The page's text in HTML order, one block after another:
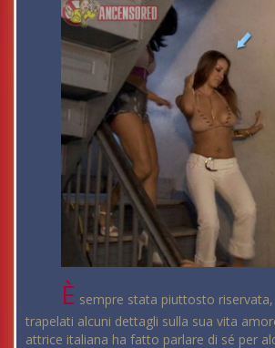
È sempre stata piuttosto
trapelati alcuni dettagli sulla sua vita
attrice italiana ha fatto parlare di sé per